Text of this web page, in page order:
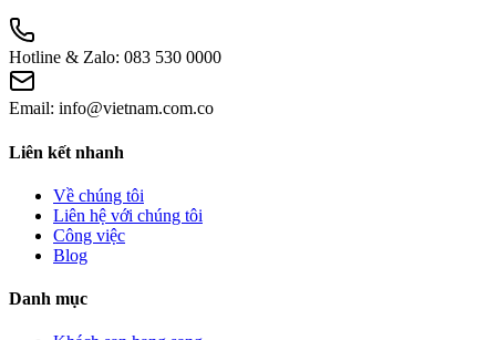
Hotline & Zalo: 083 530 0000
Email: info@vietnam.com.co
Liên kết nhanh
Về chúng tôi
Liên hệ với chúng tôi
Công việc
Blog
Danh mục